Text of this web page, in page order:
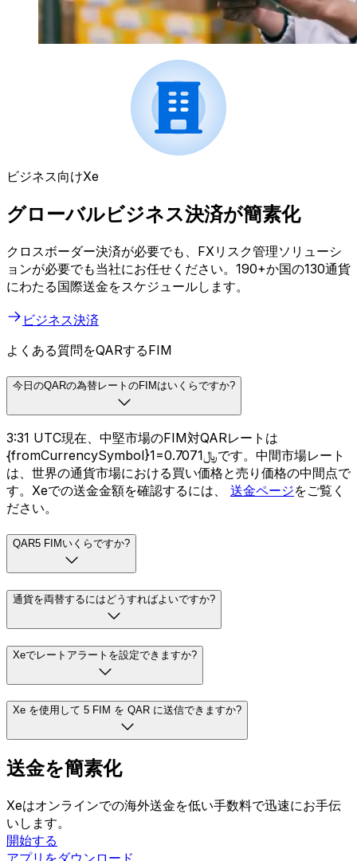
ビジネス向けXe
グローバルビジネス決済が簡素化
クロスボーダー決済が必要でも、FXリスク管理ソリューシ
ョンが必要でも当社にお任せください。190+か国の130通貨
にわたる国際送金をスケジュールします。
ビジネス決済
よくある質問をQARするFIM
今日のQARの為替レートのFIMはいくらですか?
3:31 UTC現在、中堅市場のFIM対QARレートは
{fromCurrencySymbol}1=﷼0.7071です。中間市場レート
は、世界の通貨市場における買い価格と売り価格の中間点で
す。Xeでの送金金額を確認するには、 送金ページをご覧く
ださい。
QAR5 FIMいくらですか?
通貨を両替するにはどうすればよいですか?
Xeでレートアラートを設定できますか?
Xe を使用して 5 FIM を QAR に送信できますか?
送金を簡素化
Xeはオンラインでの海外送金を低い手数料で迅速にお手伝
いします。
開始する